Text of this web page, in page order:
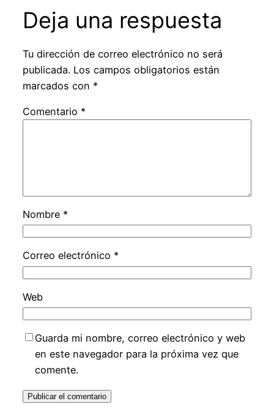
Deja una respuesta
Tu dirección de correo electrónico no será
publicada. Los campos obligatorios están
marcados con *
Comentario *
Nombre *
Correo electrónico *
Web
Guarda mi nombre, correo electrónico y web
en este navegador para la próxima vez que
comente.